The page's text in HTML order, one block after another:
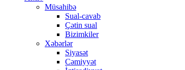
Müsahibə
Sual-cavab
Çətin sual
Bizimkiler
Xəbərlər
Siyasət
Cəmiyyət